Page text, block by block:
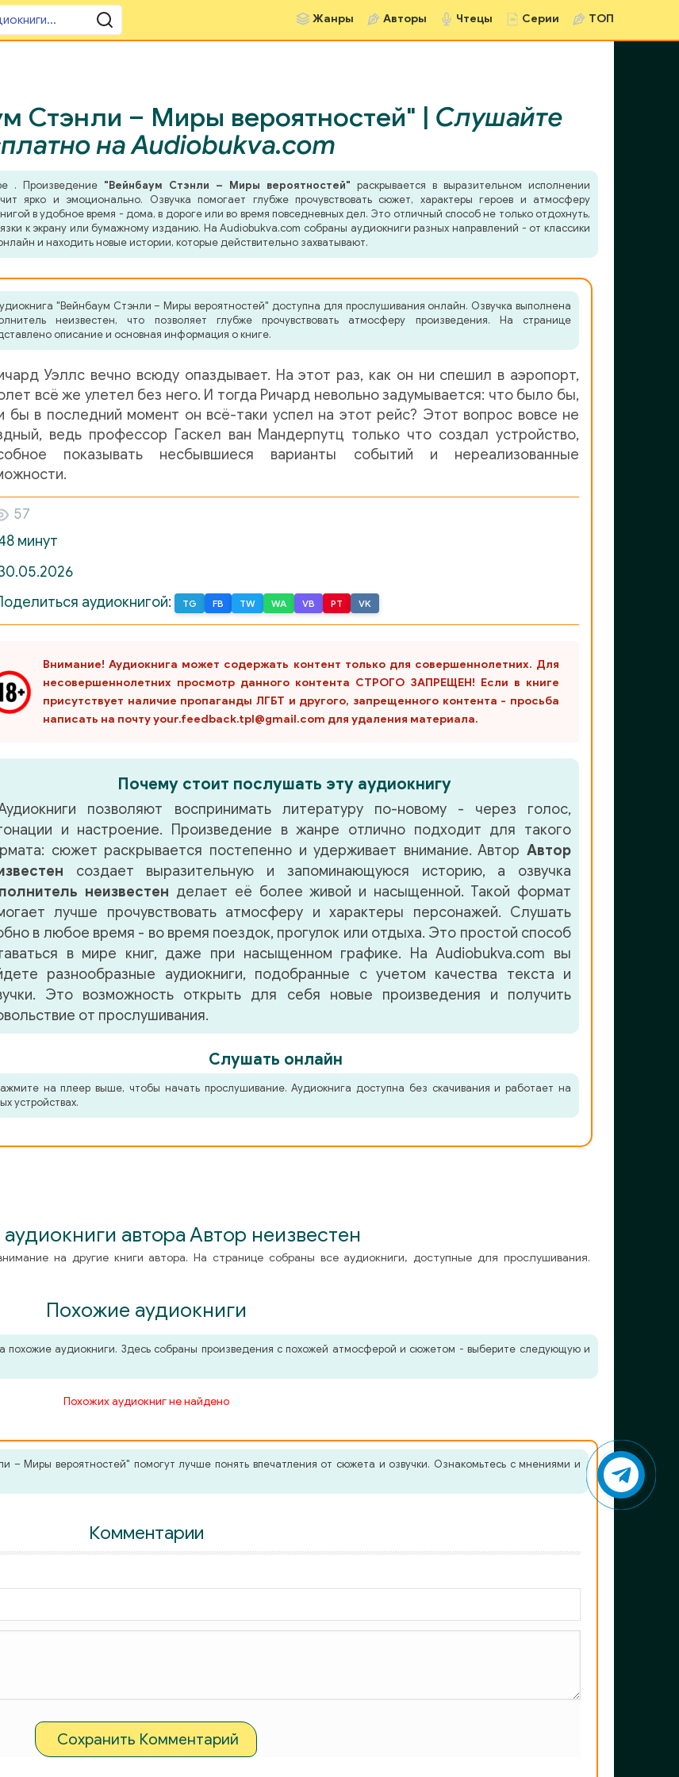
Жанры Авторы Чтецы Серии ТОП
Стэнли – Миры вероятностей" | Слушайте
на Audiobukva.com
. Произведение "Вейнбаум Стэнли – Миры вероятностей" раскрывается в выразительном исполнении
ярко и эмоционально. Озвучка помогает глубже прочувствовать сюжет, характеры героев и атмосферу
в удобное время - дома, в дороге или во время повседневных дел. Это отличный способ не только отдохнуть,
к экрану или бумажному изданию. На Audiobukva.com собраны аудиокниги разных направлений - от классики
и находить новые истории, которые действительно захватывают.
"Вейнбаум Стэнли – Миры вероятностей" доступна для прослушивания онлайн. Озвучка выполнена
неизвестен, что позволяет глубже прочувствовать атмосферу произведения. На странице
описание и основная информация о книге.
Уэллс вечно всюду опаздывает. На этот раз, как он ни спешил в аэропорт,
всё же улетел без него. И тогда Ричард невольно задумывается: что было бы,
бы в последний момент он всё-таки успел на этот рейс? Этот вопрос вовсе не
ведь профессор Гаскел ван Мандерпутц только что создал устройство,
показывать несбывшиеся варианты событий и нереализованные
57
минут
аудиокнигой:
TG FB TW WA VB PT VK
Внимание! Аудиокнига может содержать контент только для совершеннолетних. Для
несовершеннолетних просмотр данного контента СТРОГО ЗАПРЕЩЕН! Если в книге
присутствует наличие пропаганды ЛГБТ и другого, запрещенного контента - просьба
написать на почту your.feedback.tpl@gmail.com для удаления материала.
Почему стоит послушать эту аудиокнигу
позволяют воспринимать литературу по-новому - через голос,
и настроение. Произведение в жанре отлично подходит для такого
сюжет раскрывается постепенно и удерживает внимание. Автор Автор
создает выразительную и запоминающуюся историю, а озвучка
неизвестен делает её более живой и насыщенной. Такой формат
лучше прочувствовать атмосферу и характеры персонажей. Слушать
в любое время - во время поездок, прогулок или отдыха. Это простой способ
в мире книг, даже при насыщенном графике. На Audiobukva.com вы
разнообразные аудиокниги, подобранные с учетом качества текста и
Это возможность открыть для себя новые произведения и получить
от прослушивания.
Слушать онлайн
на плеер выше, чтобы начать прослушивание. Аудиокнига доступна без скачивания и работает на
устройствах.
автора Автор неизвестен
на другие книги автора. На странице собраны все аудиокниги, доступные для прослушивания.
Похожие аудиокниги
похожие аудиокниги. Здесь собраны произведения с похожей атмосферой и сюжетом - выберите следующую и
Похожих аудиокниг не найдено
Миры вероятностей" помогут лучше понять впечатления от сюжета и озвучки. Ознакомьтесь с мнениями и
Комментарии
Сохранить Комментарий